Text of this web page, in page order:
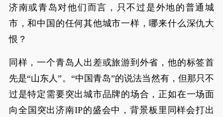
济南或青岛对他们而言，只不过是外地的普通城
市，和中国的任何其他城市一样，哪来什么深仇大
恨？
同样，一个青岛人出差或旅游到外省，他的标签首
先是“山东人”。“中国青岛”的说法当然有，但那只不
过是特定需要突出城市品牌的场合，正如在一场面
向全国突出济南IP的盛会中，背景板里同样会打出